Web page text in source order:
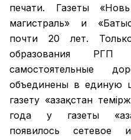
печати. Газеты
магистраль» и
почти 20 лет.
образования
самостоятельные
объединены в единую
газету «Қазақстан
года у газеты
появилось сетевое